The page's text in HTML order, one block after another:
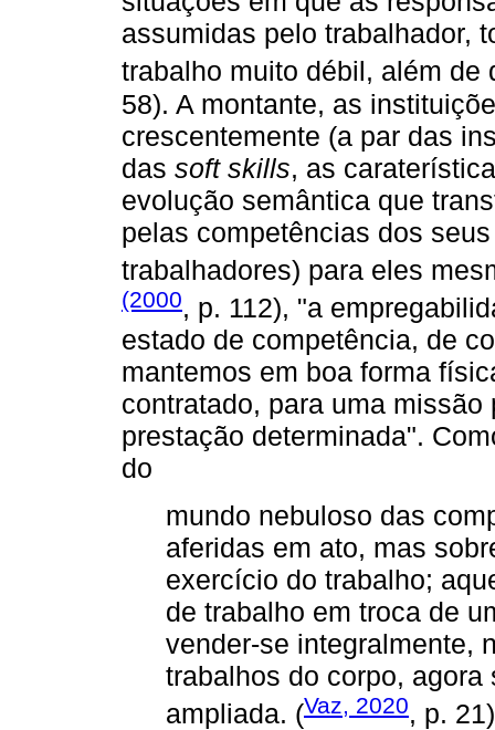
assumidas pelo trabalhador,
trabalho muito débil, além de
58). A montante, as
crescentemente (a par das
das soft skills, as
evolução semântica que
pelas competências dos
trabalhadores) para eles
(2000, p. 112), "a
estado de competência, de
mantemos em boa forma
contratado, para uma
prestação determinada".
do
mundo nebuloso das
aferidas em ato, mas
exercício do trabalho;
de trabalho em troca de
vender-se integralmente,
trabalhos do corpo,
ampliada. (Vaz, 2020, p. 21)